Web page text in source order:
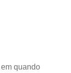
quando